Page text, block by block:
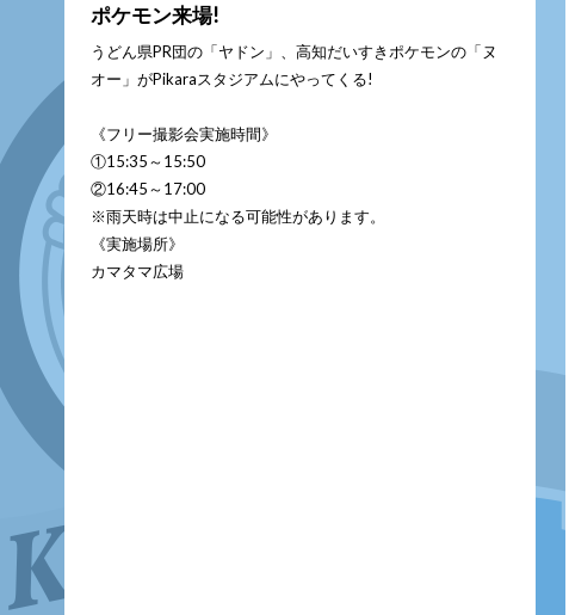
ポケモン来場!
うどん県PR団の「ヤドン」、高知だいすきポケモンの「ヌ
オー」がPikaraスタジアムにやってくる!
《フリー撮影会実施時間》
①15:35～15:50
②16:45～17:00
※雨天時は中止になる可能性があります。
《実施場所》
カマタマ広場